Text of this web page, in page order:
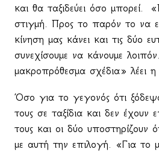
και θα ταξιδεύει όσο μπορεί.
στιγμή. Προς το παρόν το να
κίνηση μας κάνει και τις δύο
συνεχίσουμε να κάνουμε
μακροπρόθεσμα σχέδια» λέει η
Όσο για το γεγονός ότι
τους σε ταξίδια και δεν έχουν
τους και οι δύο υποστηρίζουν
με αυτή την επιλογή. «Για το